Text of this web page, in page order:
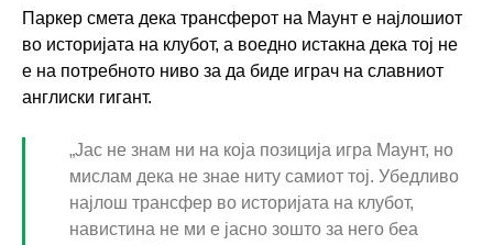
Паркер смета дека трансферот на Маунт е најлошиот
во историјата на клубот, а воедно истакна дека тој не
е на потребното ниво за да биде играч на славниот
англиски гигант.
„Јас не знам ни на која позиција игра Маунт, но
мислам дека не знае ниту самиот тој. Убедливо
најлош трансфер во историјата на клубот,
навистина не ми е јасно зошто за него беа